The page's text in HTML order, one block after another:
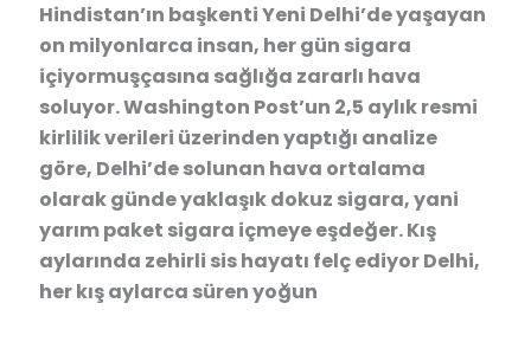
Hindistan’ın başkenti Yeni Delhi’de yaşayan
on milyonlarca insan, her gün sigara
içiyormuşçasına sağlığa zararlı hava
soluyor. Washington Post’un 2,5 aylık resmi
kirlilik verileri üzerinden yaptığı analize
göre, Delhi’de solunan hava ortalama
olarak günde yaklaşık dokuz sigara, yani
yarım paket sigara içmeye eşdeğer. Kış
aylarında zehirli sis hayatı felç ediyor Delhi,
her kış aylarca süren yoğun